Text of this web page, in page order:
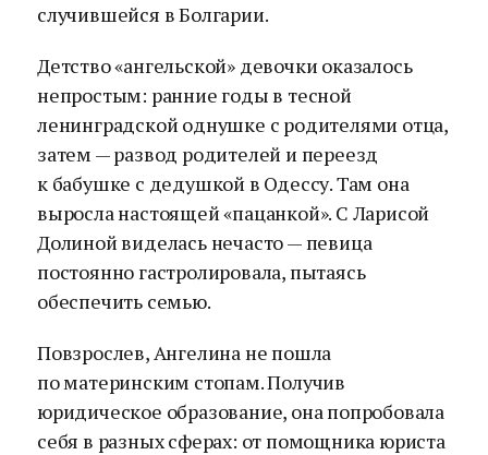
случившейся в Болгарии.
Детство «ангельской» девочки оказалось
непростым: ранние годы в тесной
ленинградской однушке с родителями отца,
затем — развод родителей и переезд
к бабушке с дедушкой в Одессу. Там она
выросла настоящей «пацанкой». С Ларисой
Долиной виделась нечасто — певица
постоянно гастролировала, пытаясь
обеспечить семью.
Повзрослев, Ангелина не пошла
по материнским стопам. Получив
юридическое образование, она попробовала
себя в разных сферах: от помощника юриста